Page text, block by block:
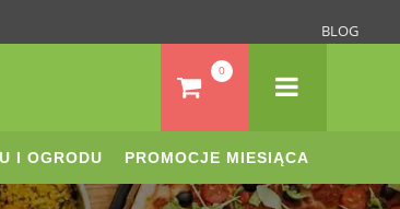
BLOG
0
I OGRODU PROMOCJE MIESIĄCA